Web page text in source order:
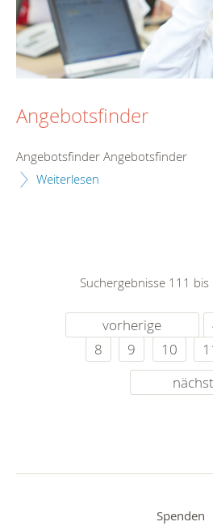
Angebotsfinder
Angebotsfinder Angebotsfinder
Weiterlesen
Suchergebnisse 111
vorherige
8
9 10
Spenden